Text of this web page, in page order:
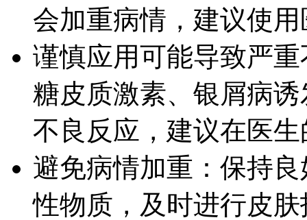
会加重病情，建议使
谨慎应用可能导致严
糖皮质激素、银屑病
不良反应，建议在医
避免病情加重：保持
性物质，及时进行皮